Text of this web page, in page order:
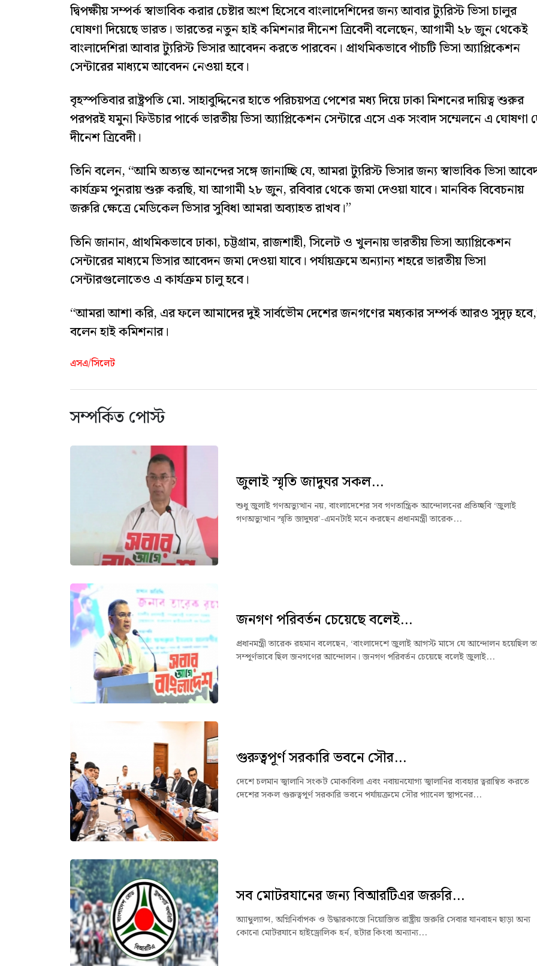
দ্বিপক্ষীয় সম্পর্ক স্বাভাবিক করার চেষ্টার অংশ হিসেবে বাংলাদেশিদের জন্য আবার ট্যুরিস্ট ভিসা চালুর
ঘোষণা দিয়েছে ভারত। ভারতের নতুন হাই কমিশনার দীনেশ ত্রিবেদী বলেছেন, আগামী ২৮ জুন থেকেই
বাংলাদেশিরা আবার ট্যুরিস্ট ভিসার আবেদন করতে পারবেন। প্রাথমিকভাবে পাঁচটি ভিসা অ্যাপ্লিকেশন
সেন্টারের মাধ্যমে আবেদন নেওয়া হবে।
বৃহস্পতিবার রাষ্ট্রপতি মো. সাহাবুদ্দিনের হাতে পরিচয়পত্র পেশের মধ্য দিয়ে ঢাকা মিশনের দায়িত্ব শুরুর
পরপরই যমুনা ফিউচার পার্কে ভারতীয় ভিসা অ্যাপ্লিকেশন সেন্টারে এসে এক সংবাদ সম্মেলনে এ ঘোষণা
দীনেশ ত্রিবেদী।
তিনি বলেন, “আমি অত্যন্ত আনন্দের সঙ্গে জানাচ্ছি যে, আমরা ট্যুরিস্ট ভিসার জন্য স্বাভাবিক ভিসা
কার্যক্রম পুনরায় শুরু করছি, যা আগামী ২৮ জুন, রবিবার থেকে জমা দেওয়া যাবে। মানবিক বিবেচনায়
জরুরি ক্ষেত্রে মেডিকেল ভিসার সুবিধা আমরা অব্যাহত রাখব।”
তিনি জানান, প্রাথমিকভাবে ঢাকা, চট্টগ্রাম, রাজশাহী, সিলেট ও খুলনায় ভারতীয় ভিসা অ্যাপ্লিকেশন
সেন্টারের মাধ্যমে ভিসার আবেদন জমা দেওয়া যাবে। পর্যায়ক্রমে অন্যান্য শহরে ভারতীয় ভিসা
সেন্টারগুলোতেও এ কার্যক্রম চালু হবে।
“আমরা আশা করি, এর ফলে আমাদের দুই সার্বভৌম দেশের জনগণের মধ্যকার সম্পর্ক আরও সুদৃঢ়
বলেন হাই কমিশনার।
এসএ/সিলেট
সম্পর্কিত পোস্ট
জুলাই স্মৃতি জাদুঘর সকল...
শুধু জুলাই গণঅভ্যুত্থান নয়, বাংলাদেশের সব গণতান্ত্রিক আন্দোলনের প্রতিচ্ছবি ‘জুলাই
গণঅভ্যুত্থান স্মৃতি জাদুঘর’-এমনটাই মনে করছেন প্রধানমন্ত্রী তারেক...
জনগণ পরিবর্তন চেয়েছে বলেই...
প্রধানমন্ত্রী তারেক রহমান বলেছেন, ‘বাংলাদেশে জুলাই আগস্ট মাসে যে আন্দোলন হয়েছিল তা
সম্পূর্ণভাবে ছিল জনগণের আন্দোলন। জনগণ পরিবর্তন চেয়েছে বলেই জুলাই...
গুরুত্বপূর্ণ সরকারি ভবনে সৌর...
দেশে চলমান জ্বালানি সংকট মোকাবিলা এবং নবায়নযোগ্য জ্বালানির ব্যবহার ত্বরান্বিত করতে
দেশের সকল গুরুত্বপূর্ণ সরকারি ভবনে পর্যায়ক্রমে সৌর প্যানেল স্থাপনের...
সব মোটরযানের জন্য বিআরটিএর জরুরি...
অ্যাম্বুল্যান্স, অগ্নিনির্বাপক ও উদ্ধারকাজে নিয়োজিত রাষ্ট্রীয় জরুরি সেবার যানবাহন ছাড়া অন্য
কোনো মোটরযানে হাইড্রোলিক হর্ন, হুটার কিংবা অন্যান্য...